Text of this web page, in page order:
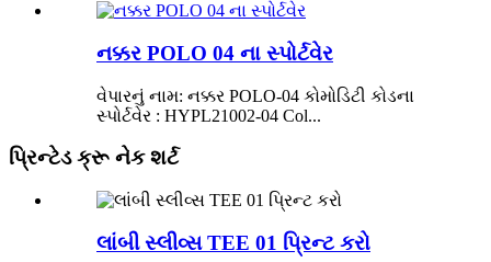
નક્કર POLO 04 ના સ્પોર્ટવેર
વેપારનું નામ: નક્કર POLO-04 કોમોડિટી કોડના
સ્પોર્ટવેર : HYPL21002-04 Col...
પ્રિન્ટેડ ક્રૂ નેક શર્ટ
લાંબી સ્લીવ્સ TEE 01 પ્રિન્ટ કરો